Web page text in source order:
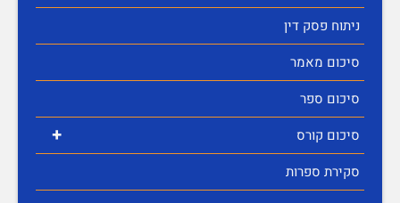
ניתוח פסק דין
סיכום מאמר
סיכום ספר
+
סיכום קורס
סקירת ספרות